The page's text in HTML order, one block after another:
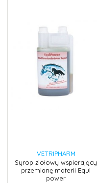
VETRIPHARM
Syrop ziołowy wspierający
przemianę materii Equi
power